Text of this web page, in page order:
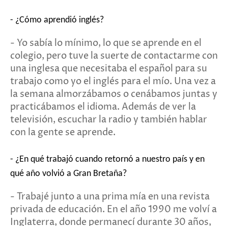
- ¿Cómo aprendió inglés?
- Yo sabía lo mínimo, lo que se aprende en el
colegio, pero tuve la suerte de contactarme con
una inglesa que necesitaba el español para su
trabajo como yo el inglés para el mío. Una vez a
la semana almorzábamos o cenábamos juntas y
practicábamos el idioma. Además de ver la
televisión, escuchar la radio y también hablar
con la gente se aprende.
- ¿En qué trabajó cuando retornó a nuestro país y en
qué año volvió a Gran Bretaña?
- Trabajé junto a una prima mía en una revista
privada de educación. En el año 1990 me volví a
Inglaterra, donde permanecí durante 30 años,